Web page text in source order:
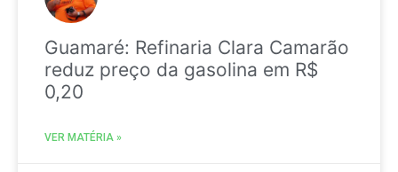
Guamaré: Refinaria Clara Camarão
reduz preço da gasolina em R$
0,20
VER MATÉRIA »